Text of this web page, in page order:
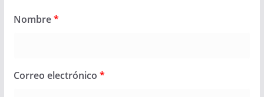
Nombre*
Correo electrónico *